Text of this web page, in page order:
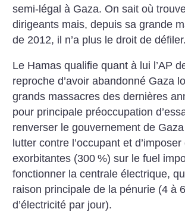
semi-légal à Gaza. On sait où
dirigeants mais, depuis sa grande
de 2012, il n’a plus le droit de défiler.
Le Hamas qualifie quant à lui l’AP
reproche d’avoir abandonné Gaza
grands massacres des dernières
pour principale préoccupation
renverser le gouvernement de
lutter contre l’occupant et
exorbitantes (300 %) sur le fuel
fonctionner la centrale électrique,
raison principale de la pénurie (4 à
d’électricité par jour).